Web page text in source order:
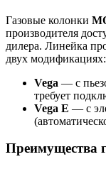
Газовые колонки
производителя
дилера. Линейка
двух модификациях:
Vega — с
требует
Vega E — с
Преимущества